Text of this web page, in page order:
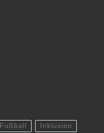
Fußball Inklusion